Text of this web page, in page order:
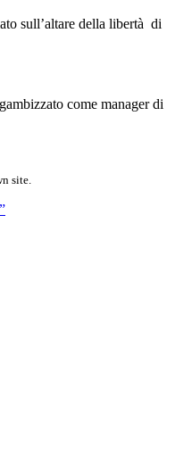
sull’altare della libertà di
come manager di
site.